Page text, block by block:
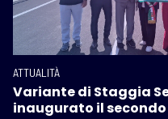
ATTUALITÀ
Variante di Staggia
inaugurato il